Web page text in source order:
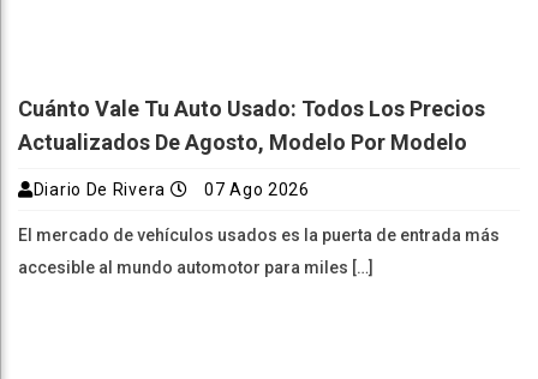
Cuánto Vale Tu Auto Usado: Todos Los Precios
Actualizados De Agosto, Modelo Por Modelo
Diario De Rivera 07 Ago 2026
El mercado de vehículos usados es la puerta de entrada más
accesible al mundo automotor para miles […]